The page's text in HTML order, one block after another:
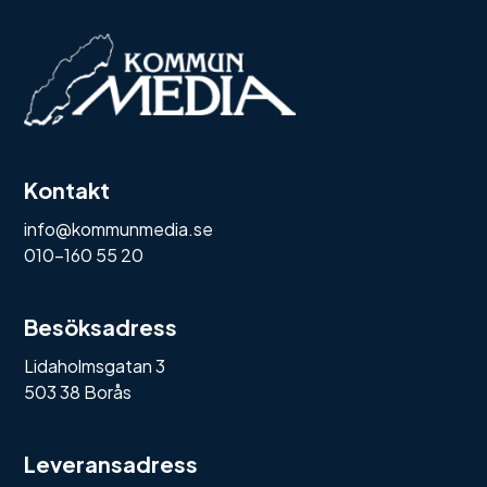
Kontakt
info@kommunmedia.se
010-160 55 20
Besöksadress
Lidaholmsgatan 3
503 38 Borås
Leveransadress